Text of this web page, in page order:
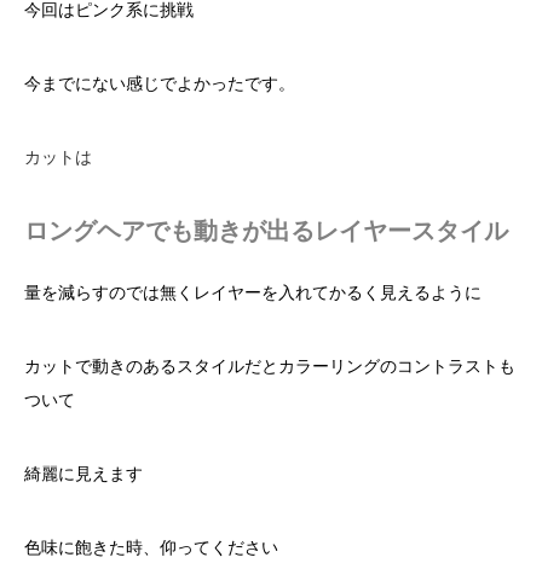
今回はピンク系に挑戦
今までにない感じでよかったです。
カットは
ロングヘアでも動きが出るレイヤースタイル
量を減らすのでは無くレイヤーを入れてかるく見えるように
カットで動きのあるスタイルだとカラーリングのコントラストも
ついて
綺麗に見えます
色味に飽きた時、仰ってください